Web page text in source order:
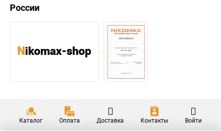
России
Каталог Оплата Доставка Контакты Войти